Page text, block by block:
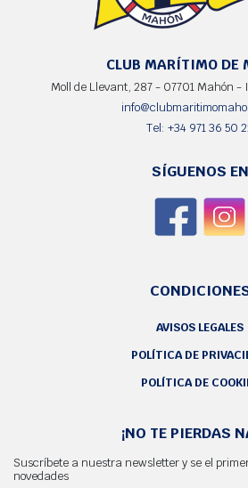
CLUB MARÍTIMO DE
Moll de Llevant, 287 - 07701 Mahón -
Tel: +34 971 36 50
SÍGUENOS EN
AVISOS LEGALES
POLÍTICA DE
POLÍTICA DE
¡NO TE PIERDAS
Suscríbete a nuestra newsletter y se el
novedades